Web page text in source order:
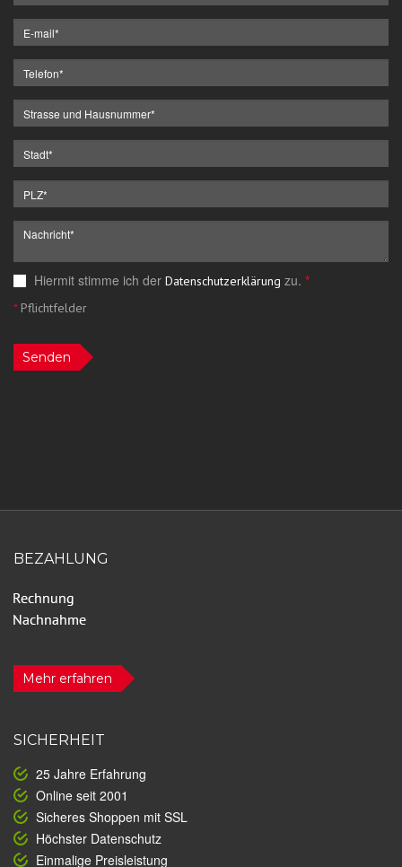
Hiermit stimme ich der Datenschutzerklärung zu. *
*Pflichtfelder
Senden
BEZAHLUNG
Mehr erfahren
SICHERHEIT
25 Jahre Erfahrung
Online seit 2001
Sicheres Shoppen mit SSL
Höchster Datenschutz
Einmalige Preisleistung